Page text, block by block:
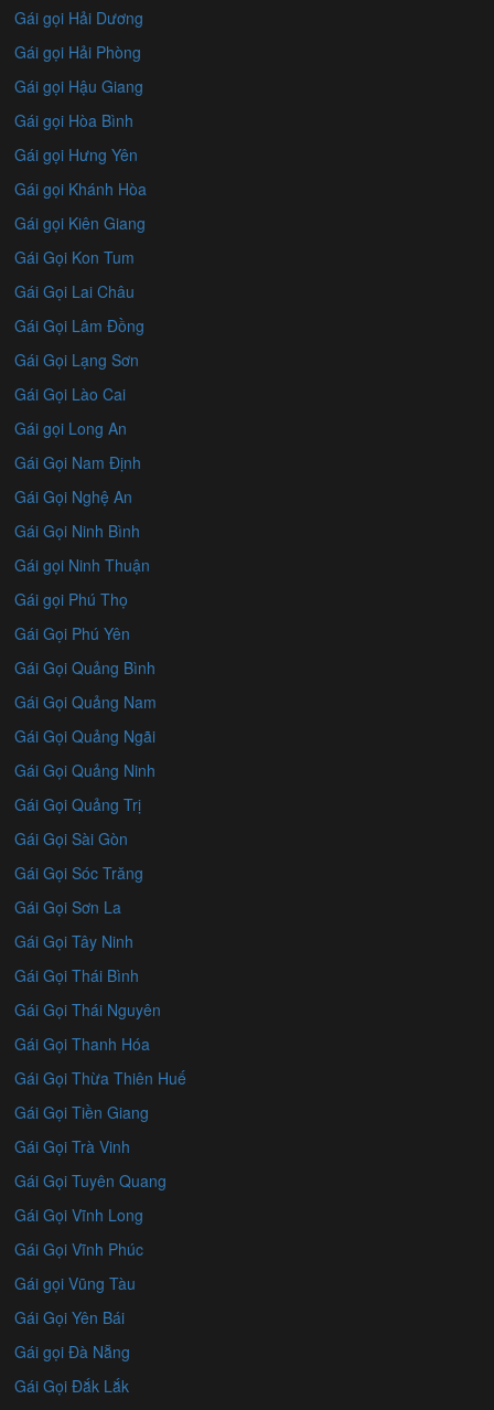
Gái gọi Hải Dương
Gái gọi Hải Phòng
Gái gọi Hậu Giang
Gái gọi Hòa Bình
Gái gọi Hưng Yên
Gái gọi Khánh Hòa
Gái gọi Kiên Giang
Gái Gọi Kon Tum
Gái Gọi Lai Châu
Gái Gọi Lâm Đồng
Gái Gọi Lạng Sơn
Gái Gọi Lào Cai
Gái gọi Long An
Gái Gọi Nam Định
Gái Gọi Nghệ An
Gái Gọi Ninh Bình
Gái gọi Ninh Thuận
Gái gọi Phú Thọ
Gái Gọi Phú Yên
Gái Gọi Quảng Bình
Gái Gọi Quảng Nam
Gái Gọi Quảng Ngãi
Gái Gọi Quảng Ninh
Gái Gọi Quảng Trị
Gái Gọi Sài Gòn
Gái Gọi Sóc Trăng
Gái Gọi Sơn La
Gái Gọi Tây Ninh
Gái Gọi Thái Bình
Gái Gọi Thái Nguyên
Gái Gọi Thanh Hóa
Gái Gọi Thừa Thiên Huế
Gái Gọi Tiền Giang
Gái Gọi Trà Vinh
Gái Gọi Tuyên Quang
Gái Gọi Vĩnh Long
Gái Gọi Vĩnh Phúc
Gái gọi Vũng Tàu
Gái Gọi Yên Bái
Gái gọi Đà Nẵng
Gái Gọi Đắk Lắk